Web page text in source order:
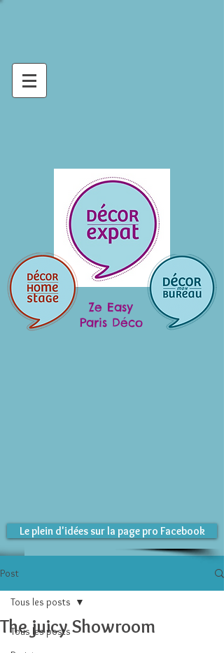
Ze Easy
Paris Déco
Le plein d'idées sur la page pro Facebook
Post
Tous les posts
Tous les posts
The juicy Showroom